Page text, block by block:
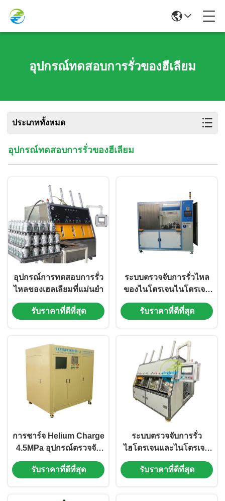
อุปกรณ์ทดสอบการรั่วของฮีเลียม
ประเภททั้งหมด
อุปกรณ์ทดสอบการรั่วของฮีเลียม
อุปกรณ์การทดสอบการรั่ว
ไหลของเฮลเลียมที่แม่นยํา
รับราคาที่ดีที่สุด
ระบบตรวจจับการรั่วไหล
ของไนโตรเจนไนโตรเจน
250 Psi 1x10-6 Pa. m³ / s
Alarm Leak Rate
รับราคาที่ดีที่สุด
การชาร์จ Helium Charge
4.5MPa อุปกรณ์ตรวจจับ
การรั่วไหลของไนโตรเจน
รวม 8 นาที / ชิ้น
รับราคาที่ดีที่สุด
ระบบตรวจจับการรั่ว
ไฮโดรเจนและไนโตรเจน
4 ห้อง สําหรับเครื่องปรับ
อากาศรถยนต์
รับราคาที่ดีที่สุด